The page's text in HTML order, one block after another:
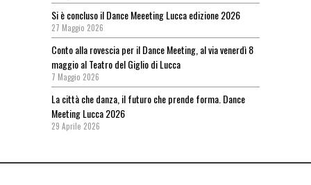
Si è concluso il Dance Meeeting Lucca edizione 2026
27 Maggio 2026
Conto alla rovescia per il Dance Meeting, al via venerdì 8
maggio al Teatro del Giglio di Lucca
7 Maggio 2026
La città che danza, il futuro che prende forma. Dance
Meeting Lucca 2026
29 Aprile 2026